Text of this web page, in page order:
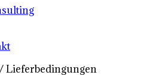
Lieferbedingungen